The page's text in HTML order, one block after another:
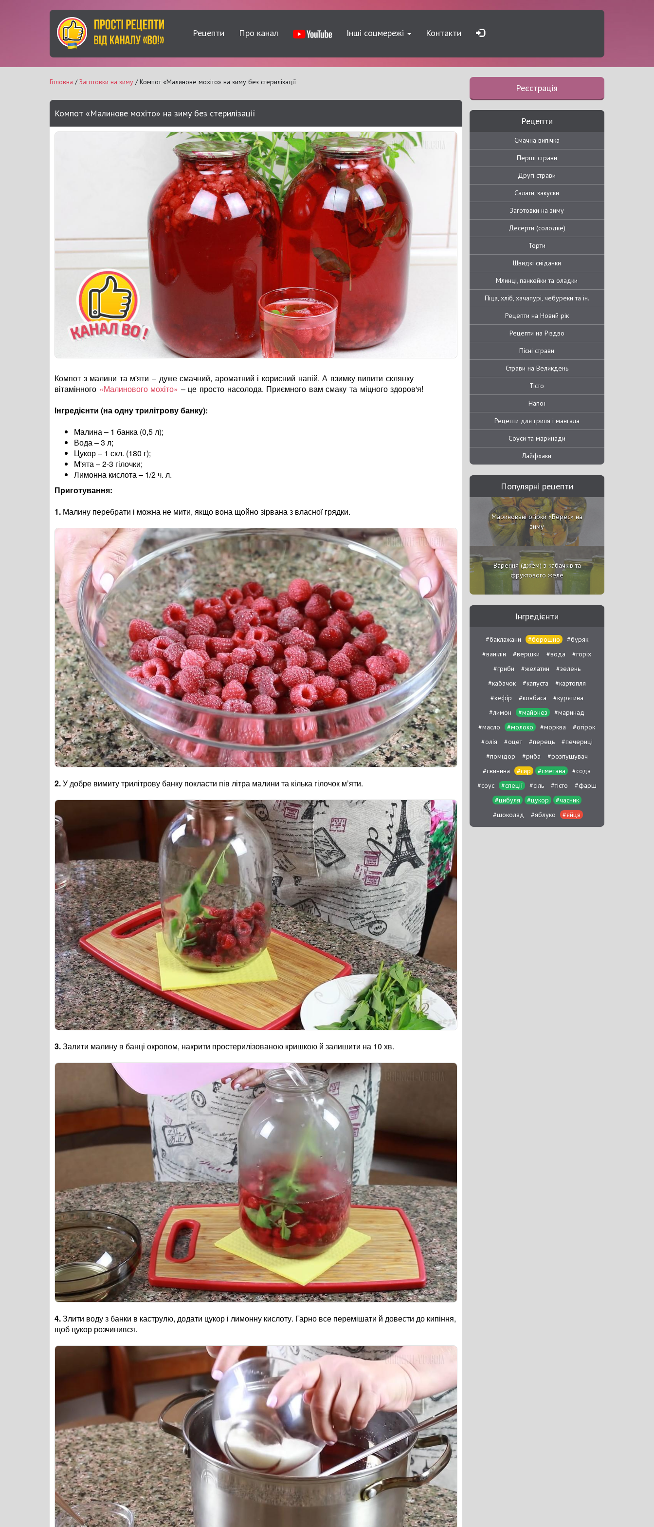
Рецепти Про канал Інші соцмережі Контакти
Головна /Заготовки на зиму / Компот «Малинове мохіто» на зиму без стерилізації
Компот «Малинове мохіто» на зиму без стерилізації
Компот з малини та м'яти – дуже смачний, ароматний і корисний напій. А взимку випити склянку
вітамінного «Малинового мохіто» – це просто насолода. Приємного вам смаку та міцного здоров'я!
Інгредієнти (на одну трилітрову банку):
Малина – 1 банка (0,5 л);
Вода – 3 л;
Цукор – 1 скл. (180 г);
М'ята – 2-3 гілочки;
Лимонна кислота – 1/2 ч. л.
Приготування:
1. Малину перебрати і можна не мити, якщо вона щойно зірвана з власної грядки.
2.У добре вимиту трилітрову банку покласти пів літра малини та кілька гілочок м’яти.
3.Залити малину в банці окропом, накрити простерилізованою кришкою й залишити на 10 хв.
4.Злити воду з банки в каструлю, додати цукор і лимонну кислоту. Гарно все перемішати й довести до кипіння,
щоб цукор розчинився.
Реєстрація
Рецепти
Смачна випічка
Перші страви
Другі страви
Салати, закуски
Заготовки на зиму
Десерти (солодке)
Торти
Швидкі сніданки
Млинці, панкейки та оладки
Піца, хліб, хачапурі, чебуреки та ін.
Рецепти на Новий рік
Рецепти на Різдво
Пісні страви
Страви на Великдень
Тісто
Напої
Рецепти для гриля і мангала
Соуси та маринади
Лайфхаки
Популярні рецепти
Мариновані огірки «Верес» на
зиму
Варення (джем) з кабачків та
фруктового желе
Інгредієнти
#баклажани #борошно
#буряк
#ванілін
#вершки #вода
#горіх
#гриби
#желатин
#зелень
#кабачок
#капуста
#картопля
#кефір
#ковбаса
#курятина
#лимон
#майонез
#маринад
#масло
#молоко #морква
#огірок
#олія
#оцет #перець
#печериці
#помідор
#риба
#розпушувач
#свинина
#сир #сметана
#сода
#соус
#спеції #сіль #тісто
#фарш
#цибуля
#цукор
#часник
#шоколад
#яблуко #яйця